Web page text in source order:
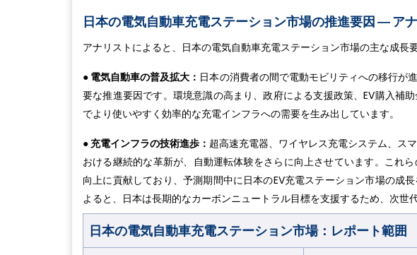
日本の電気自動車充電ステーション市場の推進要因 ― ア
アナリストによると、日本の電気自動車充電ステーション市場の主な成長
● 電気自動車の普及拡大： 日本の消費者の間で電動モビリティへの移行が
要な推進要因です。環境意識の高まり、政府による支援政策、EV購入補
でより使いやすく効率的な充電インフラへの需要を生み出しています。
● 充電インフラの技術進歩： 超高速充電器、ワイヤレス充電システム、ス
おける継続的な革新が、自動運転体験をさらに向上させています。これ
向上に貢献しており、予測期間中に日本のEV充電ステーション市場の成
よると、日本は長期的なカーボンニュートラル目標を支援するため、次世
日本の電気自動車充電ステーション市場：レポート範囲